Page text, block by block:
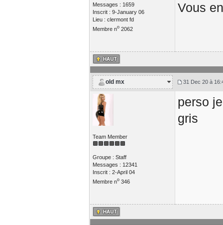
Messages : 1659
Inscrit : 9-January 06
Lieu : clermont fd
Membre no2062
Vous
old mx 31 Dec 20 à
Team Member
Groupe : Staff
Messages : 12341
Inscrit : 2-April 04
Membre no346
perso
gris